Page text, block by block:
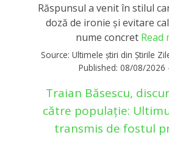
Răspunsul a venit în stilul
doză de ironie și evitare
nume concret Read
Source: Ultimele știri din Știrile
Published: 08/08/2026
Traian Băsescu,
către populație:
transmis de fostul